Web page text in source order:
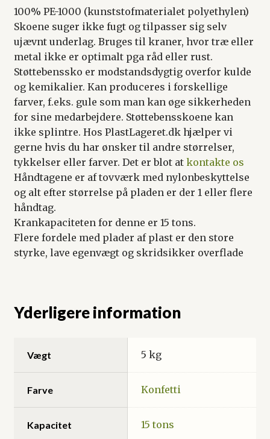
100% PE-1000 (kunststofmaterialet polyethylen)
Skoene suger ikke fugt og tilpasser sig selv
ujævnt underlag. Bruges til kraner, hvor træ eller
metal ikke er optimalt pga råd eller rust.
Støttebenssko er modstandsdygtig overfor kulde
og kemikalier. Kan produceres i forskellige
farver, f.eks. gule som man kan øge sikkerheden
for sine medarbejdere. Støttebensskoene kan
ikke splintre. Hos PlastLageret.dk hjælper vi
gerne hvis du har ønsker til andre størrelser,
tykkelser eller farver. Det er blot at kontakte os
Håndtagene er af tovværk med nylonbeskyttelse
og alt efter størrelse på pladen er der 1 eller flere
håndtag.
Krankapaciteten for denne er 15 tons.
Flere fordele med plader af plast er den store
styrke, lave egenvægt og skridsikker overflade
Yderligere information
Vægt 5 kg
Farve Konfetti
Kapacitet 15 tons